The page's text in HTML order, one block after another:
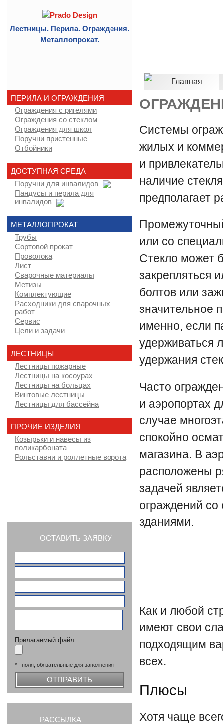
Лестницы. Перила. Ограждения.
Металлопрокат.
Главная
ПЕРИЛА И ОГРАЖДЕНИЯ
Ограждения с ригелями
Ограждения со стеклом
Ограждения для школ
Поручни пристенные
Отбойники
ДОСТУПНАЯ СРЕДА
Поручни для инвалидов
Пандусы и перила для
инвалидов
МЕТАЛЛОПРОКАТ
Трубы
Сортовой прокат
Проволока
Лист
Сварочные материалы
Метизы
Комплектующие
Расходники для сварочных
работ
Сервис
Цели и задачи
ЛЕСТНИЦЫ
Лестницы пожарные
Лестницы на косоурах
Лестницы на больцах
Винтовые лестницы
Лестницы для бассейна
ПРОЧИЕ ИЗДЕЛИЯ
Козырьки и навесы из
поликарбоната
Рольставни и роллетные ворота
ОСТАВИТЬ ЗАЯВКУ
Прилагаемый файл:
* - поля, обязательные для заполнения
ОТПРАВИТЬ
РАССЫЛКА
Системы
жилых и
и
наличие
предполагает
или со
Стекло может
закрепляться
болтов или
значительное
именно, если
удерживаться
удержания
Часто
и аэропортах
случае
спокойно
магазина. В
расположены
задачей
ограждений со
зданиями.
Как и любой
имеют свои
подходящим
всех.
Плюсы
Хотя чаще